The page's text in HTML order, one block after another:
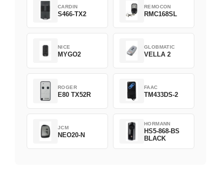
CARDIN
S466-TX2
REMOCON
RMC168SL
NICE
MYGO2
GLOBMATIC
VELLA 2
ROGER
E80 TX52R
FAAC
TM433DS-2
JCM
NEO20-N
HORMANN
HS5-868-BS
BLACK